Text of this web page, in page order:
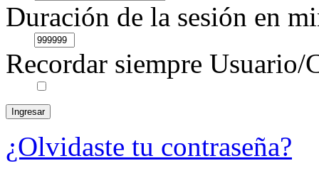
Duración de la sesión en
Recordar siempre Usuario/
¿Olvidaste tu contraseña?